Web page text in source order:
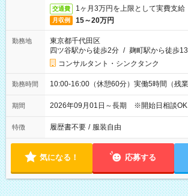
交通費 1ヶ月3万円を上限として実費支給
月収例 15～20万円
勤務地
東京都千代田区
四ツ谷駅から徒歩2分 / 麹町駅から徒歩
コンサルタント・シンクタンク
勤務時間 10:00-16:00（休憩60分）実働5時間（残業
期間 2026年09月01日～長期 ※開始日相談
特徴 履歴書不要 / 服装自由
気になる！ 応募する